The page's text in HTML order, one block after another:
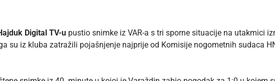
Digital TV-u pustio snimke iz VAR-a s tri sporne situacije na utakmici
su iz kluba zatražili pojašnjenje najprije od Komisije nogometnih sudaca